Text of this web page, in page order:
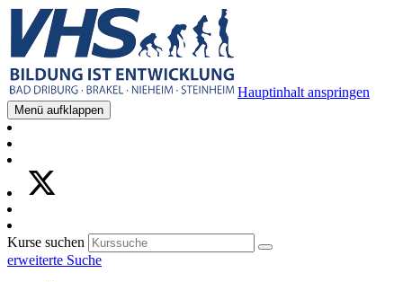
Hauptinhalt anspringen
Menü aufklappen
Kurse suchen
erweiterte Suche